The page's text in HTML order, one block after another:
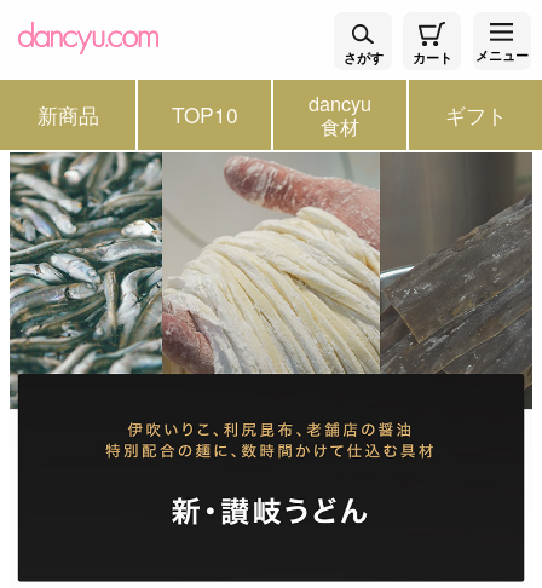
さがす カート メニュー
新商品 TOP10 dancyu
食材 ギフト